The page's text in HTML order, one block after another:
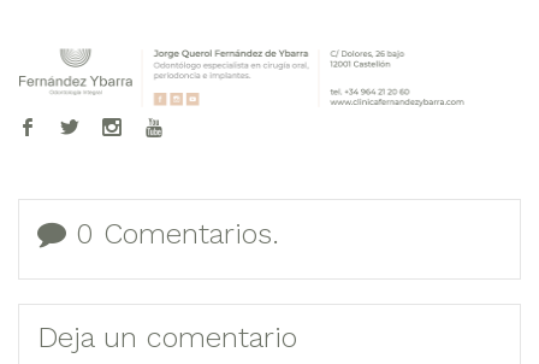
0 Comentarios.
Deja un comentario